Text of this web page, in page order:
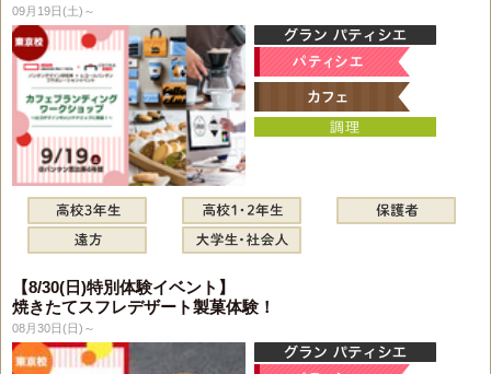
09月19日(土)～
【8/30(日)特別体験イベント】
焼きたてスフレデザート製菓体験！
08月30日(日)～